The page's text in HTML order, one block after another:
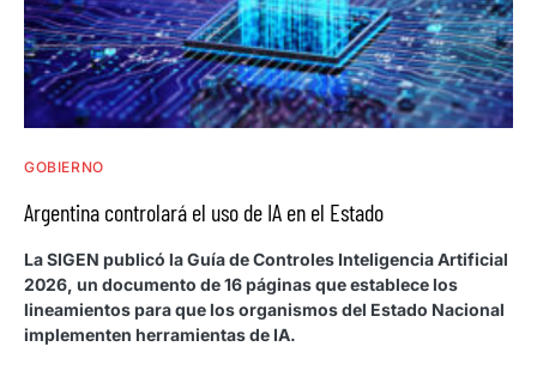
GOBIERNO
Argentina controlará el uso de IA en el Estado
La SIGEN publicó la Guía de Controles Inteligencia Artificial
2026, un documento de 16 páginas que establece los
lineamientos para que los organismos del Estado Nacional
implementen herramientas de IA.